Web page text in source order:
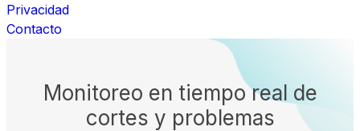
Privacidad
Contacto
Monitoreo en tiempo real de
cortes y problemas